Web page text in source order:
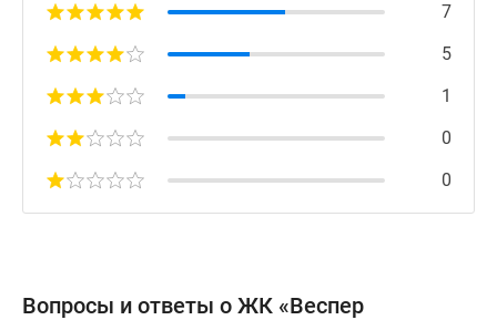
7
5
1
0
0
Вопросы и ответы о ЖК «Веспер